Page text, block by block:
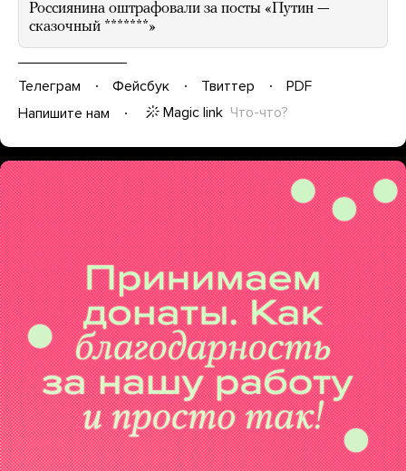
Россиянина оштрафовали за посты «Путин —
сказочный *******»
Телеграм Фейсбук Твиттер
PDF
Напишите нам
Magic link Что-что?